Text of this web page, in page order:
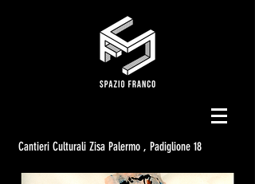
Cantieri Culturali Zisa Palermo , Padiglione 18